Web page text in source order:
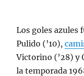
Los goles azules
Pulido (’10),
Victorino (’28) y
la temporada